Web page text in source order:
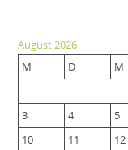
tab
new
tab
August 2026
M
D M
3
4 5
10
11 12